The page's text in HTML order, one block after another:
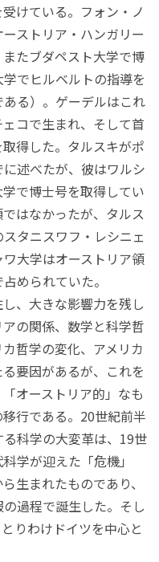
けている。フォン・ノ
ストリア・ハンガリー
たブダペスト大学で博
でヒルベルトの指導を
る）。ゲーデルはこれ
コで生まれ、そして首
得した。タルスキがポ
述べたが、彼はワルシ
で博士号を取得してい
はなかったが、タルス
タニスワフ・レシニェ
大学はオーストリア領
められていた。
、大きな影響力を残し
の関係、数学と科学哲
哲学の変化、アメリカ
要因があるが、これを
オーストリア的」なも
行である。20世紀前半
科学の大変革は、19世
学が迎えた「危機」
生まれたものであり、
過程で誕生した。そし
りわけドイツを中心と